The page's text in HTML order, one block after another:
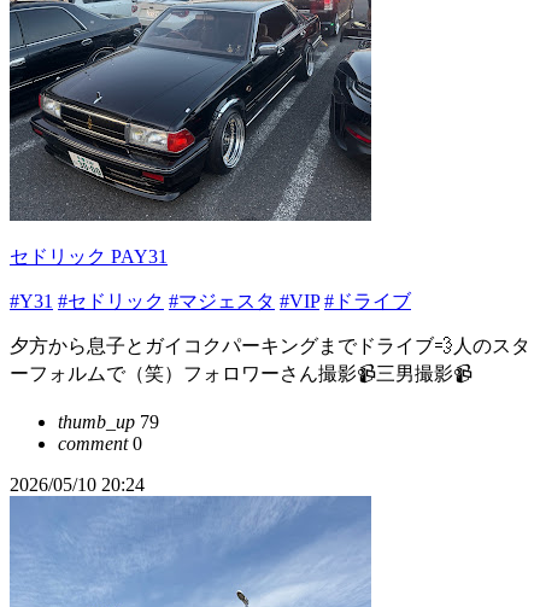
セドリック PAY31
#Y31 #セドリック #マジェスタ #VIP #ドライブ
夕方から息子とガイコクパーキングまでドライブ💨人のスタ
ーフォルムで（笑）フォロワーさん撮影📹三男撮影📹
thumb_up 79
comment0
2026/05/10 20:24